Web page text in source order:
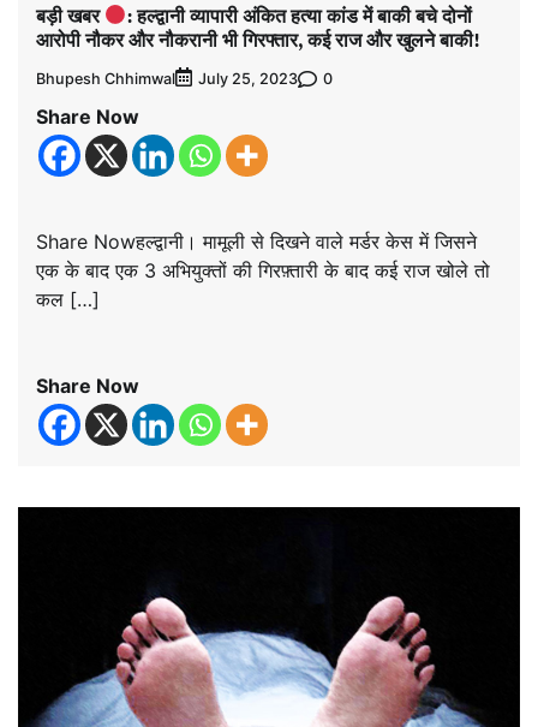
बड़ी खबर
: हल्द्वानी व्यापारी अंकित हत्या कांड में बाकी बचे दोनों
आरोपी नौकर और नौकरानी भी गिरफ्तार, कई राज और खुलने बाकी!
Bhupesh Chhimwal July 25, 2023 0
Share Now
Share Nowहल्द्वानी। मामूली से दिखने वाले मर्डर केस में जिसने
एक के बाद एक 3 अभियुक्तों की गिरफ़्तारी के बाद कई राज खोले तो
कल […]
Share Now